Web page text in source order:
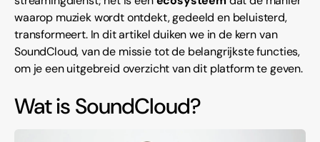
waarop muziek wordt ontdekt, gedeeld en beluisterd,
transformeert. In dit artikel duiken we in de kern van
SoundCloud, van de missie tot de belangrijkste functies,
om je een uitgebreid overzicht van dit platform te geven.
Wat is SoundCloud?